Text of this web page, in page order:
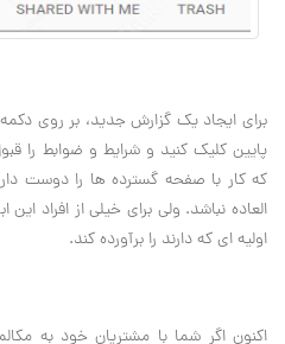
برای ایجاد یک گزارش جدید، بر روی
پایین کلیک کنید و شرایط و ضوابط را
که کار با صفحه گسترده ها را دوست
العاده نباشد. ولی برای خیلی از افراد این
اولیه ای که دارند را برآورده کند.
اکنون اگر شما با مشتریان خود به